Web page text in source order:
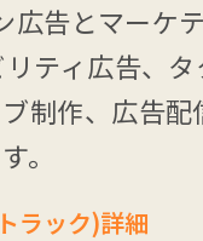
告とマーケ
ティ広告、
制作、広告
。
ラック)詳細